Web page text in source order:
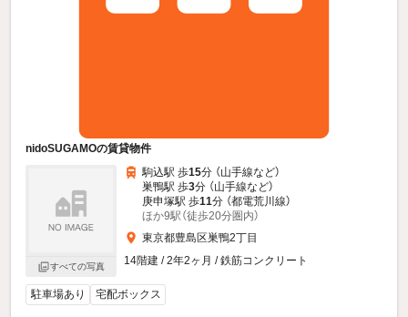
nidoSUGAMOの賃貸物件
すべての写真
駒込駅 歩15分 （山手線など）
巣鴨駅 歩3分 （山手線など）
庚申塚駅 歩11分 （都電荒川線）
ほか9駅（徒歩20分圏内）
東京都豊島区巣鴨2丁目
14階建 / 2年2ヶ月 / 鉄筋コンクリート
駐車場あり 宅配ボックス